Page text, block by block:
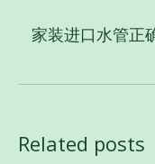
家装进口水管正
Related posts